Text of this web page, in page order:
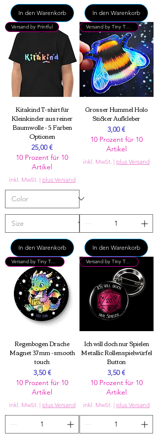
In den Warenkorb In den Warenkorb
Versand by Printful
Kitakind T-shirt für
Kleinkinder aus reiner
Baumwolle - 5 Farben
Optionen
Preis
25,00 €
10 Prozent für 10
Artikel
inkl. MwSt. | plus Versand
In den Warenkorb
Versand by Tiny Tami
Grosser Hummel Holo
Sticker Aufkleber
Preis
3,00 €
10 Prozent für 10
Artikel
inkl. MwSt. |plus Versand
In den Warenkorb
Versand by Tiny Tami
Regenbogen Drache
Magnet 37 mm -smooth
touch
Preis
3,50 €
10 Prozent für 10
Artikel
inkl. MwSt. | plus Versand
Versand by Tiny Tami
Ich will doch nur Spielen
Metallic Rollenspielwürfel
Button
Preis
3,50 €
10 Prozent für 10
Artikel
inkl. MwSt. |plus Versand